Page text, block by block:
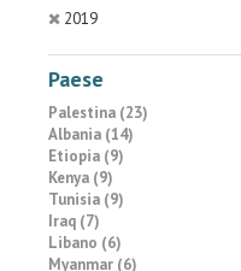
2019
Paese
Palestina (23)
Albania (14)
Etiopia (9)
Kenya (9)
Tunisia (9)
Iraq (7)
Libano (6)
Myanmar (6)